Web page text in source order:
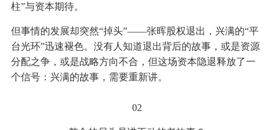
柱”与资本期待。
但事情的发展却突然“掉头”——张晖股权退出，兴满的“平
台光环”迅速褪色。没有人知道退出背后的故事，或是资源
分配之争，或是战略方向不合，但这场资本隐退释放了一
个信号：兴满的故事，需要重新讲。
02